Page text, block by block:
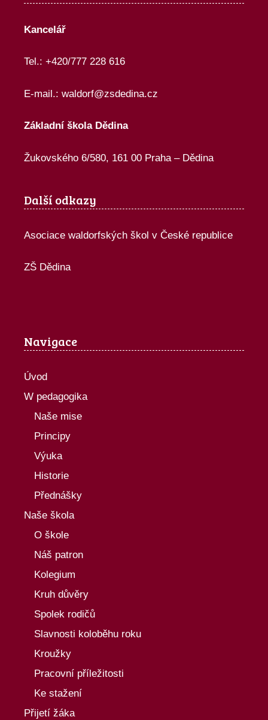
Kancelář
Tel.: +420/777 228 616
E-mail.: waldorf@zsdedina.cz
Základní škola Dědina
Žukovského 6/580, 161 00 Praha – Dědina
Další odkazy
Asociace waldorfských škol v České republice
ZŠ Dědina
Navigace
Úvod
W pedagogika
Naše mise
Principy
Výuka
Historie
Přednášky
Naše škola
O škole
Náš patron
Kolegium
Kruh důvěry
Spolek rodičů
Slavnosti koloběhu roku
Kroužky
Pracovní příležitosti
Ke stažení
Přijetí žáka